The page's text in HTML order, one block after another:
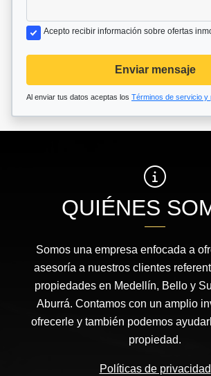
Acepto recibir información sobre ofertas
Enviar mensaje
Al enviar tus datos aceptas los Términos de servicio y
QUIÉNES
Somos una empresa enfocada a
asesoría a nuestros clientes
propiedades en Medellín, Bello y
Aburrá. Contamos con un amplio
ofrecerle y también podemos
propiedad.
Políticas de privacidad